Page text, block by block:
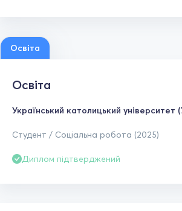
Освіта
Освіта
Український католицький університет
Студент / Соціальна робота (2025)
Диплом підтверджений